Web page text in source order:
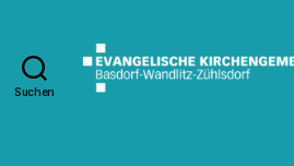
Suchen